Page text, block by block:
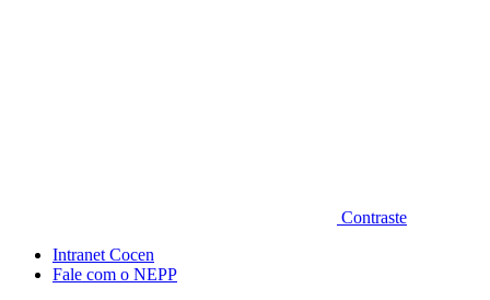
Contraste
Intranet Cocen
Fale com o NEPP